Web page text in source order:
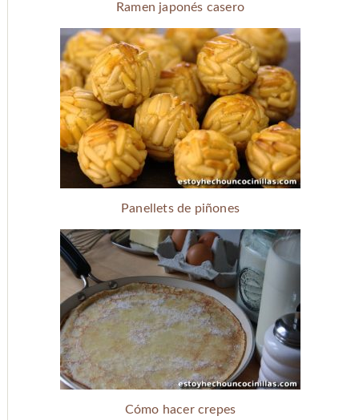
Ramen japonés casero
Panellets de piñones
Cómo hacer crepes